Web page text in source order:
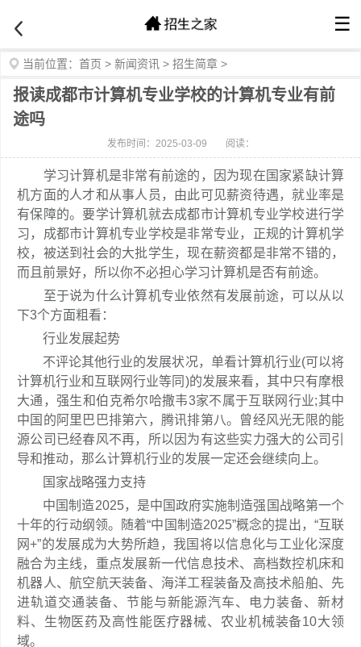
☰
当前位置： 首页 > 新闻资讯 > 招生简章 >
报读成都市计算机专业学校的计算机专业有前
途吗
发布时间：2025-03-09 阅读：
学习计算机是非常有前途的，因为现在国家紧缺计算
机方面的人才和从事人员，由此可见薪资待遇，就业率是
有保障的。要学计算机就去成都市计算机专业学校进行学
习，成都市计算机专业学校是非常专业，正规的计算机学
校，被送到社会的大批学生，现在薪资都是非常不错的，
而且前景好，所以你不必担心学习计算机是否有前途。
至于说为什么计算机专业依然有发展前途，可以从以
下3个方面粗看：
行业发展起势
不评论其他行业的发展状况，单看计算机行业(可以将
计算机行业和互联网行业等同)的发展来看，其中只有摩根
大通，强生和伯克希尔哈撒韦3家不属于互联网行业;其中
中国的阿里巴巴排第六，腾讯排第八。曾经风光无限的能
源公司已经春风不再，所以因为有这些实力强大的公司引
导和推动，那么计算机行业的发展一定还会继续向上。
国家战略强力支持
中国制造2025，是中国政府实施制造强国战略第一个
十年的行动纲领。随着“中国制造2025”概念的提出，“互联
网+”的发展成为大势所趋，我国将以信息化与工业化深度
融合为主线，重点发展新一代信息技术、高档数控机床和
机器人、航空航天装备、海洋工程装备及高技术船舶、先
进轨道交通装备、节能与新能源汽车、电力装备、新材
料、生物医药及高性能医疗器械、农业机械装备10大领
域。